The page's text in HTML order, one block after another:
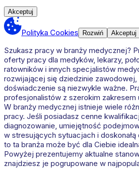
Akceptuj
Polityka Cookies Rozwiń Akceptuj
Szukasz pracy w branży medycznej?
oferty pracy dla medyków, lekarzy,
ratowników i innych specjalistów
rozwijającej się dziedzinie zawodowej,
doświadczenie są niezwykle ważne.
profesjonalistów z szerokim zakresem
W branży medycznej istnieje wiele
pracy. Jeśli posiadasz cenne
diagnozowanie, umiejętność
w stresujących sytuacjach i
to ta branża może być dla Ciebie
Powyżej prezentujemy aktualne
znajdziesz je pogrupowane w